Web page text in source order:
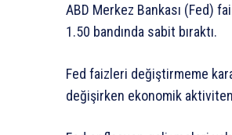
ABD Merkez Bankası (Fed)
1.50 bandında sabit bıraktı.
Fed faizleri değiştirmeme
değişirken ekonomik